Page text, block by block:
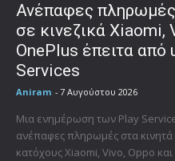
Ανέπαφες πληρωμές
σε κινεζικά Xiaomi,
OnePlus έπειτα
Services
Aniram - 7 Αυγούστου 2026
Μια ενημέρωση των Play
ανέπαφες πληρωμές στα κινητά
κατόχους Xiaomi, Vivo, Oppo